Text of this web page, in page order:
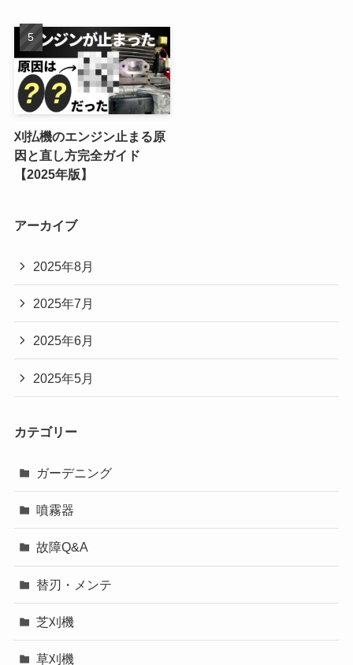
刈払機のエンジン止まる原
因と直し方完全ガイド
【2025年版】
アーカイブ
2025年8月
2025年7月
2025年6月
2025年5月
カテゴリー
ガーデニング
噴霧器
故障Q&A
替刃・メンテ
芝刈機
草刈機